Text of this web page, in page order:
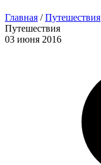
Главная / Путешествия
Путешествия
03 июня 2016